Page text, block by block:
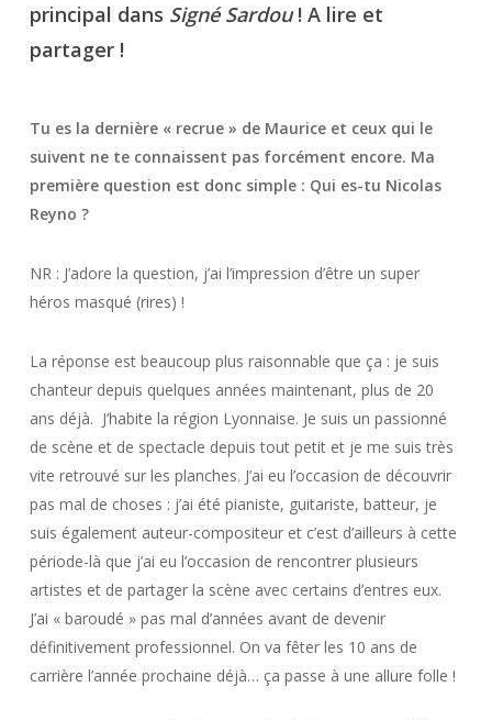
principal dans Signé Sardou! A lire et
partager !
Tu es la dernière « recrue » de Maurice et ceux qui le
suivent ne te connaissent pas forcément encore. Ma
première question est donc simple : Qui es-tu Nicolas
Reyno ?
NR : J’adore la question, j’ai l’impression d’être un super
héros masqué (rires) !
La réponse est beaucoup plus raisonnable que ça : je suis
chanteur depuis quelques années maintenant, plus de 20
ans déjà. J’habite la région Lyonnaise. Je suis un passionné
de scène et de spectacle depuis tout petit et je me suis très
vite retrouvé sur les planches. J’ai eu l’occasion de découvrir
pas mal de choses : j’ai été pianiste, guitariste, batteur, je
suis également auteur-compositeur et c’est d’ailleurs à cette
période-là que j’ai eu l’occasion de rencontrer plusieurs
artistes et de partager la scène avec certains d’entres eux.
J’ai « baroudé » pas mal d’années avant de devenir
définitivement professionnel. On va fêter les 10 ans de
carrière l’année prochaine déjà… ça passe à une allure folle !